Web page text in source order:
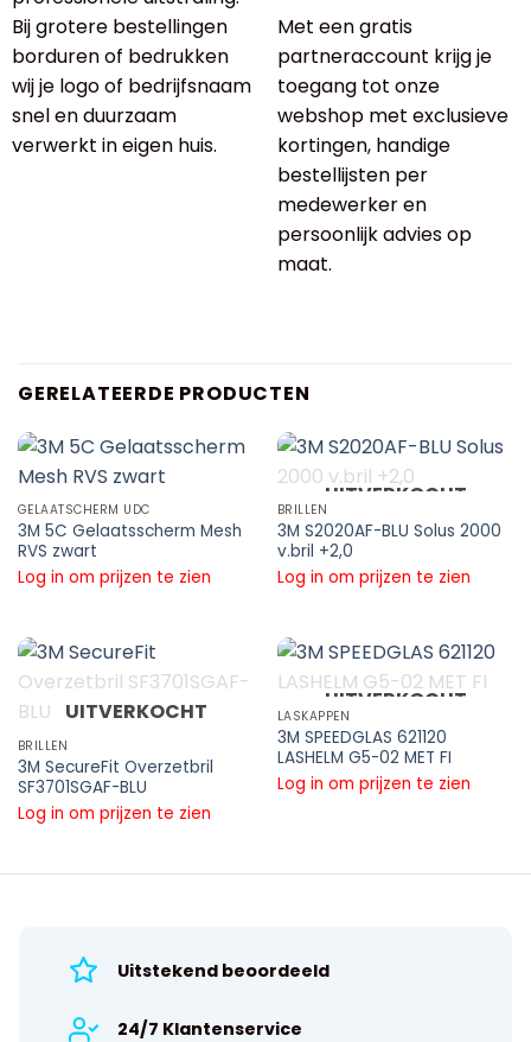
Bij grotere bestellingen
borduren of bedrukken
wij je logo of bedrijfsnaam
snel en duurzaam
verwerkt in eigen huis.
Met een gratis
partneraccount krijg je
toegang tot onze
webshop met exclusieve
kortingen, handige
bestellijsten per
medewerker en
persoonlijk advies op
maat.
GERELATEERDE PRODUCTEN
GELAATSCHERM UDC
3M 5C Gelaatsscherm Mesh
RVS zwart
Log in om prijzen te zien
UITVERKOCHT
BRILLEN
3M S2020AF-BLU Solus 2000
v.bril +2,0
Log in om prijzen te zien
UITVERKOCHT
BRILLEN
3M SecureFit Overzetbril
SF3701SGAF-BLU
Log in om prijzen te zien
UITVERKOCHT
LASKAPPEN
3M SPEEDGLAS 621120
LASHELM G5-02 MET FI
Log in om prijzen te zien
Uitstekend beoordeeld
24/7 Klantenservice